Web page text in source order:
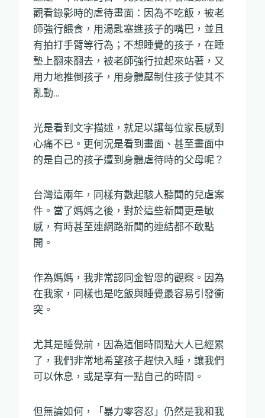
觀看錄影時的虐待畫面：因為不吃飯，被老
師強行餵食，用湯匙塞進孩子的嘴巴，並且
有拍打手臂等行為；不想睡覺的孩子，在睡
墊上翻來翻去，被老師強行拉起來站著，又
用力地推倒孩子，用身體壓制住孩子使其不
亂動…
光是看到文字描述，就足以讓每位家長感到
心痛不已。更何況是看到畫面、甚至畫面中
的是自己的孩子遭到身體虐待時的父母呢？
台灣這兩年，同樣有數起駭人聽聞的兒虐案
件。當了媽媽之後，對於這些新聞更是敏
感，有時甚至連網路新聞的連結都不敢點
開。
作為媽媽，我非常認同金智恩的觀察。因為
在我家，同樣也是吃飯與睡覺最容易引發衝
突。
尤其是睡覺前，因為這個時間點大人已經累
了，我們非常地希望孩子趕快入睡，讓我們
可以休息，或是享有一點自己的時間。
但無論如何，「暴力零容忍」仍然是我和我